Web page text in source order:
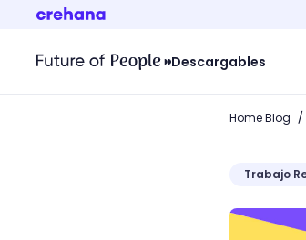
Descargables
Home Blog /
Trabajo
¿Trabajar